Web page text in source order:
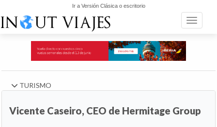
Ir a Versión Clásica o escritorio
Toggle
TURISMO
Vicente Caseiro, CEO de Hermitage Group